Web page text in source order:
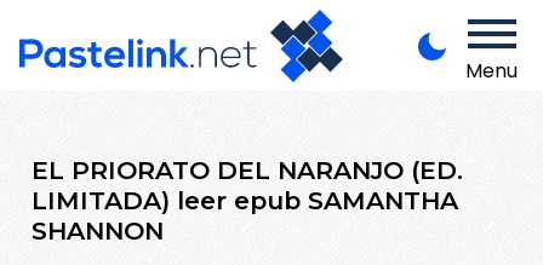
Menu
EL PRIORATO DEL NARANJO (ED.
LIMITADA) leer epub SAMANTHA
SHANNON